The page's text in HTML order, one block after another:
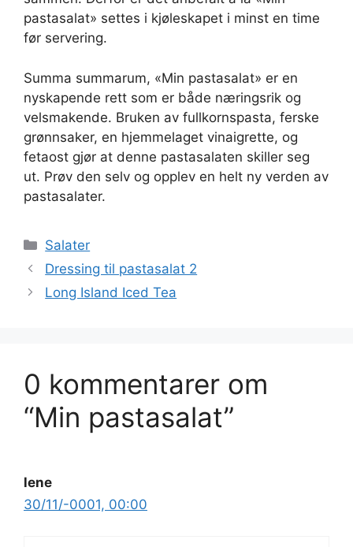
pastasalat» settes i kjøleskapet i minst en time
før servering.
Summa summarum, «Min pastasalat» er en
nyskapende rett som er både næringsrik og
velsmakende. Bruken av fullkornspasta, ferske
grønnsaker, en hjemmelaget vinaigrette, og
fetaost gjør at denne pastasalaten skiller seg
ut. Prøv den selv og opplev en helt ny verden av
pastasalater.
Kategorier
Salater
Dressing til pastasalat 2
Long Island Iced Tea
0 kommentarer om
“Min pastasalat”
lene
30/11/-0001, 00:00